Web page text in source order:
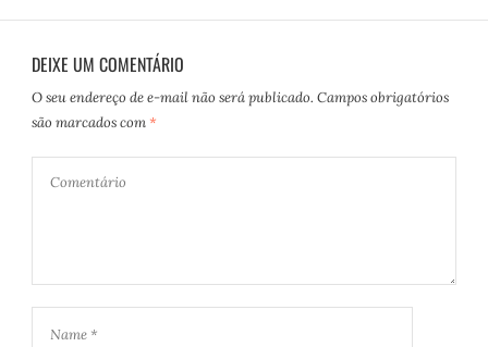
DEIXE UM COMENTÁRIO
O seu endereço de e-mail não será publicado. Campos obrigatórios
são marcados com *